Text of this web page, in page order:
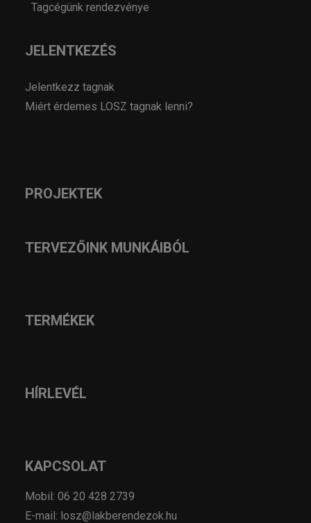
Tagcégünk rendezvénye
JELENTKEZÉS
Jelentkezz tagnak
Miért érdemes LOSZ tagnak lenni?
PROJEKTEK
TERVEZŐINK MUNKÁIBÓL
TERMÉKEK
HÍRLEVÉL
KAPCSOLAT
Mobil: 06 20 428 2739
E-mail: losz@lakberendezok.hu